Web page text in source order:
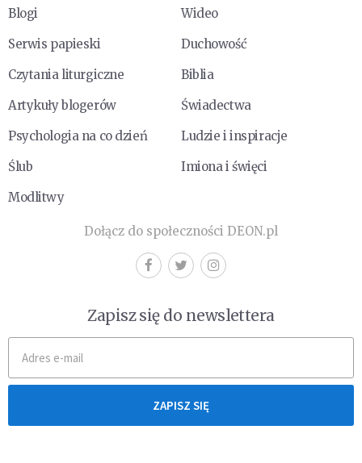
Blogi
Wideo
Serwis papieski
Duchowość
Czytania liturgiczne
Biblia
Artykuły blogerów
Świadectwa
Psychologia na co dzień
Ludzie i inspiracje
Ślub
Imiona i święci
Modlitwy
Dołącz do społeczności DEON.pl
Zapisz się do newslettera
ZAPISZ SIĘ